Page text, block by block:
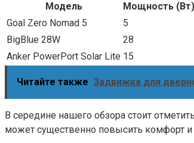
Модель Мощность (Вт)
Goal Zero Nomad 5
5
BigBlue 28W
28
Anker PowerPort Solar Lite 15
Читайте также Задвижка для
В середине нашего обзора стоит
может существенно повысить комфорт и